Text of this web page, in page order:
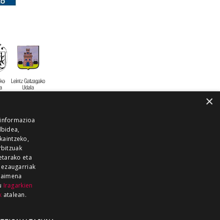
GUKA
×
eta
Iragarkien
atalean.